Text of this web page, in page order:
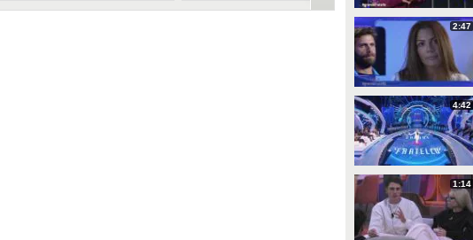
2:47
4:42
1:14
Casa
Dell'Isola nella Casa
Vip 4
PLAY